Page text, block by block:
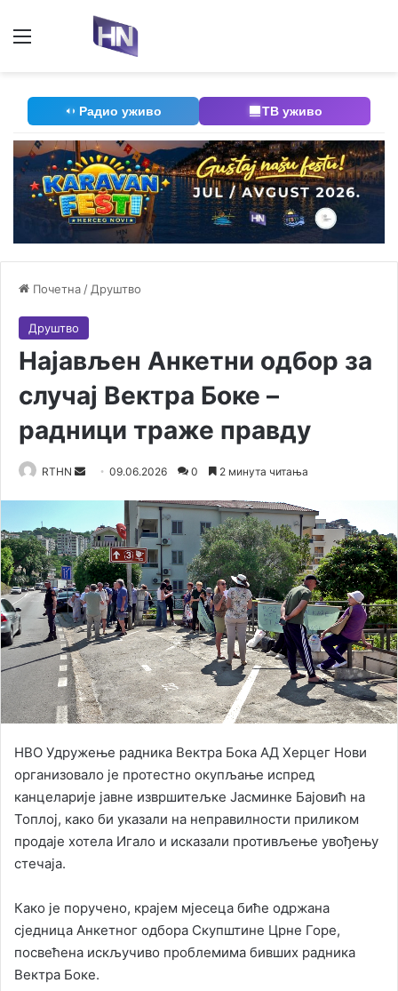
Радио уживо ТВ уживо
Почетна / Друштво
Друштво
Најављен Анкетни одбор за
случај Вектра Боке –
радници траже правду
RTHN
d
a
n
e
m
a
i
l
09.06.2026 0 2 минута читања
НВО Удружење радника Вектра Бока АД Херцег Нови
организовало је протестно окупљање испред
канцеларије јавне извршитељке Јасминке Бајовић на
Топлој, како би указали на неправилности приликом
продаје хотела Игало и исказали противљење увођењу
стечаја.
Како је поручено, крајем мјесеца биће одржана
сједница Анкетног одбора Скупштине Црне Горе,
посвећена искључиво проблемима бивших радника
Вектра Боке.